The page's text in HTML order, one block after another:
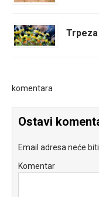
komentara
Ostavi
Email adresa neće
Komentar